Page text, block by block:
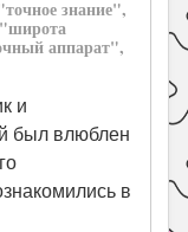
знание",
аппарат",
и
был влюблен
в